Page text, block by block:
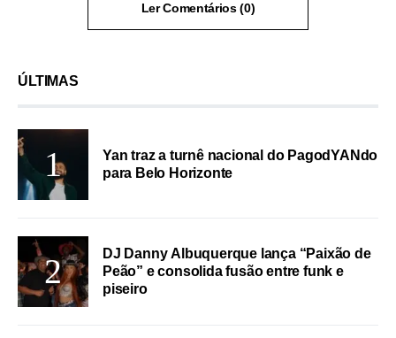
Ler Comentários (0)
ÚLTIMAS
Yan traz a turnê nacional do PagodYANdo
para Belo Horizonte
DJ Danny Albuquerque lança “Paixão de
Peão” e consolida fusão entre funk e
piseiro